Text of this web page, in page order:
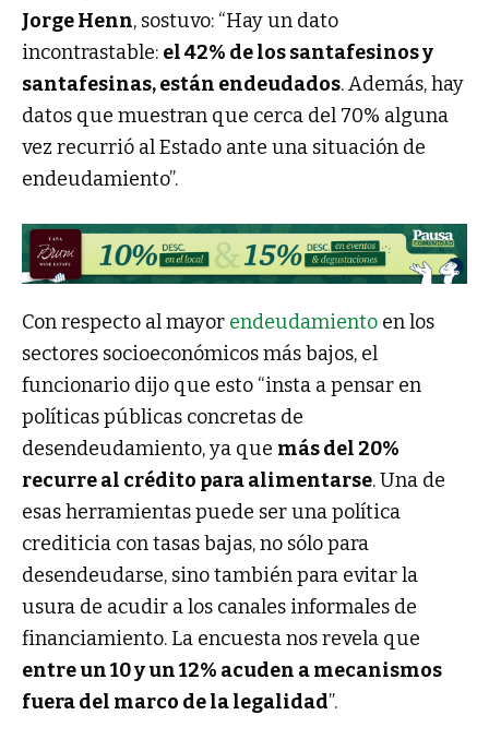
Jorge Henn, sostuvo: “Hay un dato
incontrastable: el 42% de los santafesinos y
santafesinas, están endeudados. Además, hay
datos que muestran que cerca del 70% alguna
vez recurrió al Estado ante una situación de
endeudamiento”.
Con respecto al mayor endeudamiento en los
sectores socioeconómicos más bajos, el
funcionario dijo que esto “insta a pensar en
políticas públicas concretas de
desendeudamiento, ya que más del 20%
recurre al crédito para alimentarse. Una de
esas herramientas puede ser una política
crediticia con tasas bajas, no sólo para
desendeudarse, sino también para evitar la
usura de acudir a los canales informales de
financiamiento. La encuesta nos revela que
entre un 10 y un 12% acuden a mecanismos
fuera del marco de la legalidad”.